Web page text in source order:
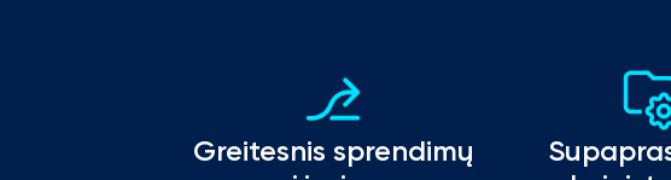
Greitesnis sprendimų